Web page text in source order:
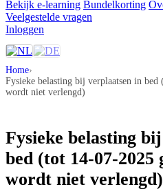
Bekijk e-learning Bundelkorting
Veelgestelde vragen
Inloggen
Home›
Fysieke belasting bij verplaatsen in bed
wordt niet verlengd)
Fysieke belasting
bed (tot 14-07-2025
wordt niet verlengd)